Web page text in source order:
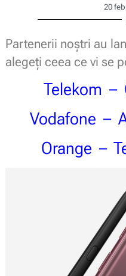
20
Partenerii noștri au
alegeți ceea ce vi se
Telekom –
Vodafone –
Orange –